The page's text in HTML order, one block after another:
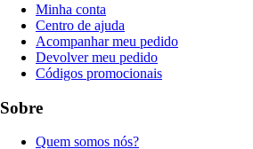
Minha conta
Centro de ajuda
Acompanhar meu pedido
Devolver meu pedido
Códigos promocionais
Sobre
Quem somos nós?